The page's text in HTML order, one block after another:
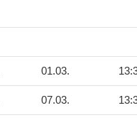
01.03.
07.03.